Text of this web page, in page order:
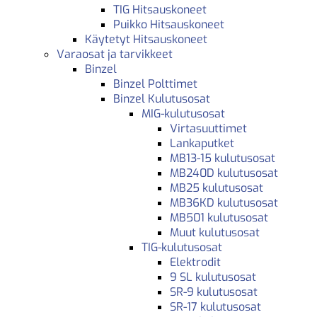
TIG Hitsauskoneet
Puikko Hitsauskoneet
Käytetyt Hitsauskoneet
Varaosat ja tarvikkeet
Binzel
Binzel Polttimet
Binzel Kulutusosat
MIG-kulutusosat
Virtasuuttimet
Lankaputket
MB13-15 kulutusosat
MB240D kulutusosat
MB25 kulutusosat
MB36KD kulutusosat
MB501 kulutusosat
Muut kulutusosat
TIG-kulutusosat
Elektrodit
9 SL kulutusosat
SR-9 kulutusosat
SR-17 kulutusosat